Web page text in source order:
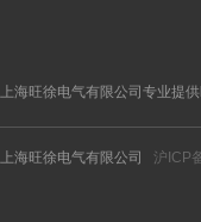
上海旺徐电气有限公司专业提供
上海旺徐电气有限公司 沪ICP